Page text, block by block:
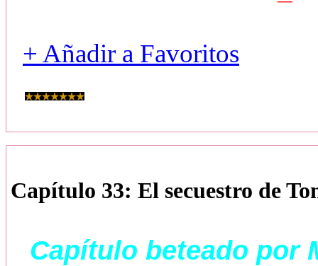
+ Añadir a Favoritos
Capítulo 33: El secuestro de
Capítulo beteado por